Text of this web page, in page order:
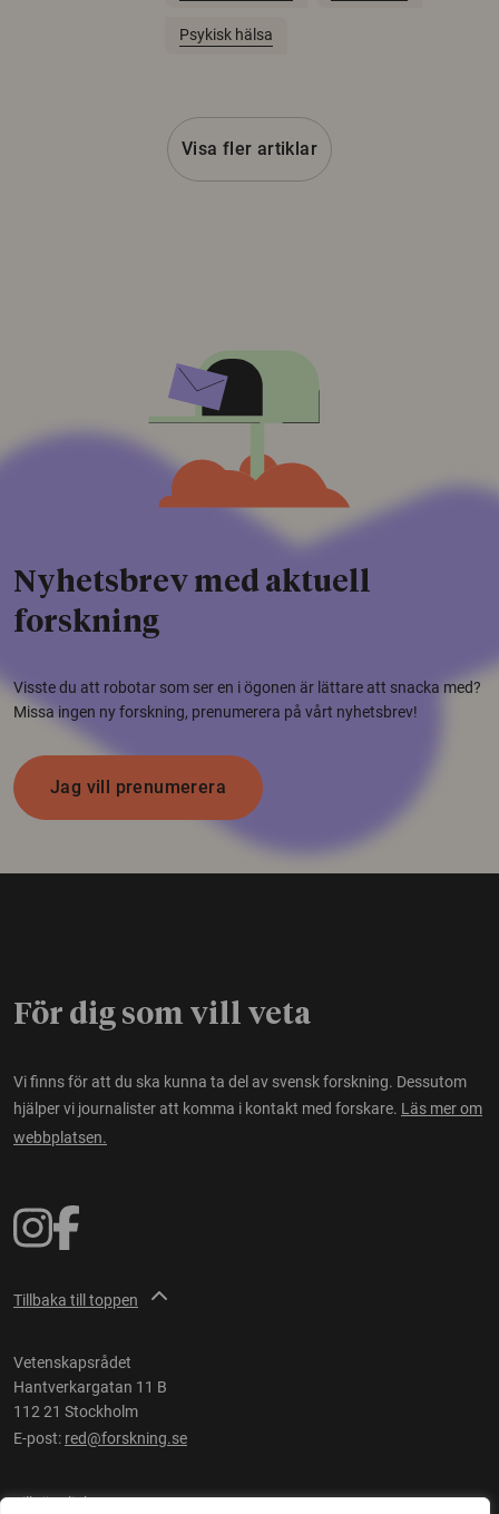
Psykisk hälsa
Visa fler artiklar
Nyhetsbrev med aktuell
forskning
Visste du att robotar som ser en i ögonen är lättare att snacka med?
Missa ingen ny forskning, prenumerera på vårt nyhetsbrev!
Jag vill prenumerera
För dig som vill veta
Vi finns för att du ska kunna ta del av svensk forskning. Dessutom
hjälper vi journalister att komma i kontakt med forskare. Läs mer om
webbplatsen.
Tillbaka till toppen
Vetenskapsrådet
Hantverkargatan 11 B
112 21 Stockholm
E-post: red@forskning.se
Tillgänglighet